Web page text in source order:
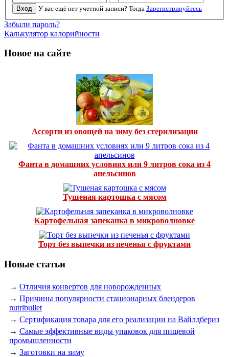
У вас ещё нет учетной записи? Тогда Зарегистрируйтесь
Забыли пароль?
Калькулятор калорийности
Новое на сайте
Ассорти из овощей на зиму без стерилизации
Фанта в домашних условиях или 9 литров сока из 4
апельсинов
Тушеная картошка с мясом
Картофельная запеканка в микроволновке
Торт без выпечки из печенья с фруктами
Новые статьи
→ Отличия конвертов для новорожденных
→ Причины популярности стационарных блендеров
nutribullet
→ Сертификация товара для его реализации на Вайлдбериз
→ Самые эффективные виды упаковок для пищевой
промышленности
→ Заготовки на зиму